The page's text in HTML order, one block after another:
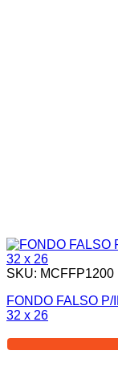
SKU: MCFFP1200
FONDO FALSO
32 x 26